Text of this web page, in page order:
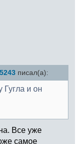
писал(а):
Гугла и он
Все уже
самое